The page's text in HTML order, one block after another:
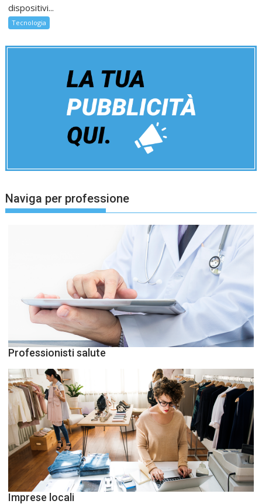
dispositivi...
Tecnologia
Naviga per professione
Professionisti salute
Imprese locali